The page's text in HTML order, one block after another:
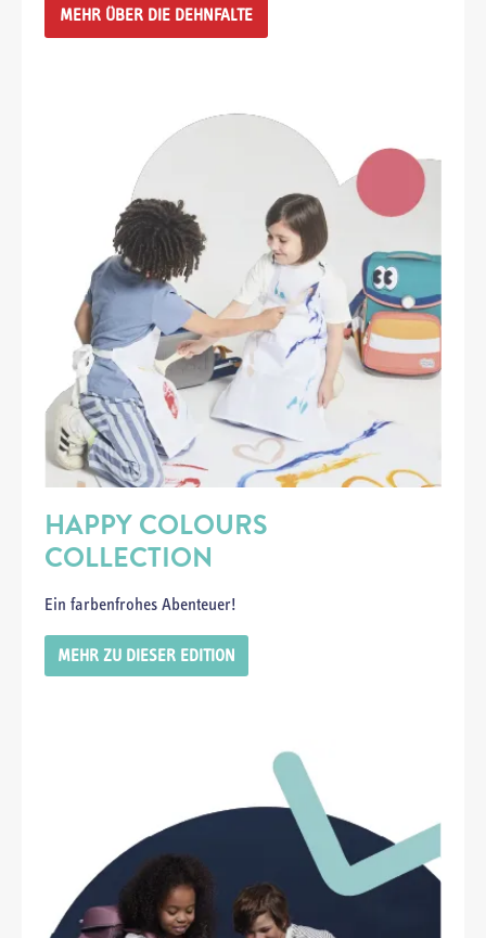
MEHR ÜBER DIE DEHNFALTE
HAPPY COLOURS
COLLECTION
Ein farbenfrohes Abenteuer!
MEHR ZU DIESER EDITION